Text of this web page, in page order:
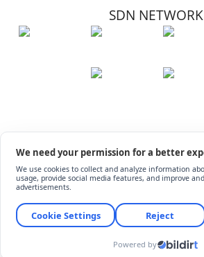
SDN NETWORK
© ShiftDelete.Net